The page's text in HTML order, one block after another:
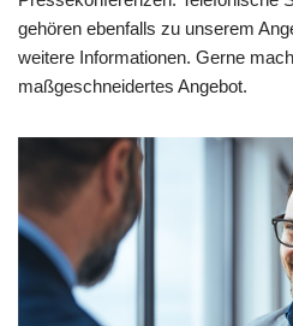
gehören ebenfalls zu unserem
weitere Informationen. Gerne
maßgeschneidertes Angebot.